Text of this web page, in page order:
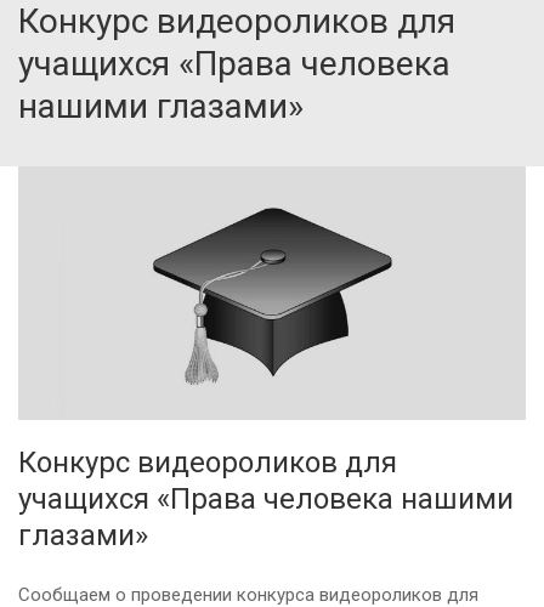
Конкурс видеороликов для
учащихся «Права человека
нашими глазами»
Конкурс видеороликов для
учащихся «Права человека нашими
глазами»
Сообщаем о проведении конкурса видеороликов для